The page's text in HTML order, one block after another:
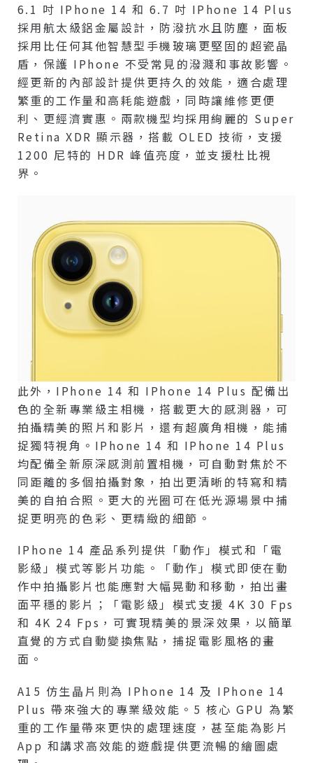
6.1 吋 IPhone 14 和 6.7 吋 IPhone 14 Plus
採用航太級鋁金屬設計，防潑抗水且防塵，面板
採用比任何其他智慧型手機玻璃更堅固的超瓷晶
盾，保護 IPhone 不受常見的潑濺和事故影響。
經更新的內部設計提供更持久的效能，適合處理
繁重的工作量和高耗能遊戲，同時讓維修更便
利、更經濟實惠。兩款機型均採用絢麗的 Super
Retina XDR 顯示器，搭載 OLED 技術，支援
1200 尼特的 HDR 峰值亮度，並支援杜比視
界。
此外，iPhone 14 和 IPhone 14 Plus 配備出
色的全新專業級主相機，搭載更大的感測器，可
拍攝精美的照片和影片，還有超廣角相機，能捕
捉獨特視角。iPhone 14 和 IPhone 14 Plus
均配備全新原深感測前置相機，可自動對焦於不
同距離的多個拍攝對象，拍出更清晰的特寫和精
美的自拍合照。更大的光圈可在低光源場景中捕
捉更明亮的色彩、更精緻的細節。
IPhone 14 產品系列提供「動作」模式和「電
影級」模式等影片功能。「動作」模式即使在動
作中拍攝影片也能應對大幅晃動和移動，拍出畫
面平穩的影片；「電影級」模式支援 4K 30 Fps
和 4K 24 Fps，可實現精美的景深效果，以簡單
直覺的方式自動變換焦點，捕捉電影風格的畫
面。
A15 仿生晶片則為 IPhone 14 及 IPhone 14
Plus 帶來強大的專業級效能。5 核心 GPU 為繁
重的工作量帶來更快的處理速度，甚至能為影片
App 和講求高效能的遊戲提供更流暢的繪圖處